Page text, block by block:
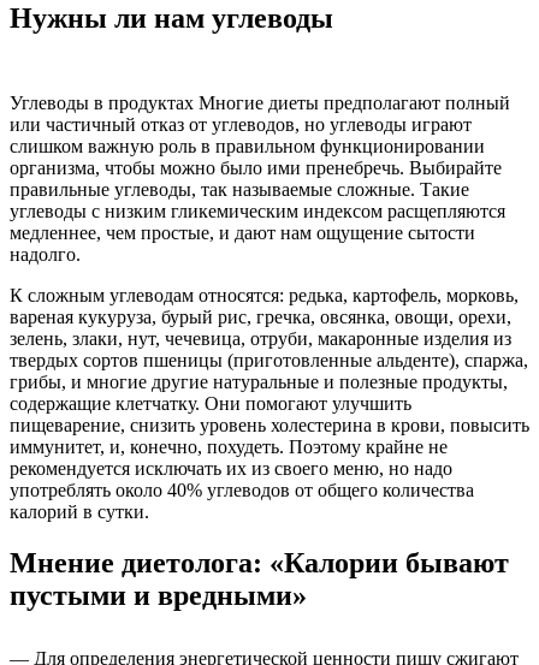
Нужны ли нам углеводы
Углеводы в продуктах Многие диеты предполагают полный
или частичный отказ от углеводов, но углеводы играют
слишком важную роль в правильном функционировании
организма, чтобы можно было ими пренебречь. Выбирайте
правильные углеводы, так называемые сложные. Такие
углеводы с низким гликемическим индексом расщепляются
медленнее, чем простые, и дают нам ощущение сытости
надолго.
К сложным углеводам относятся: редька, картофель, морковь,
вареная кукуруза, бурый рис, гречка, овсянка, овощи, орехи,
зелень, злаки, нут, чечевица, отруби, макаронные изделия из
твердых сортов пшеницы (приготовленные альденте), спаржа,
грибы, и многие другие натуральные и полезные продукты,
содержащие клетчатку. Они помогают улучшить
пищеварение, снизить уровень холестерина в крови, повысить
иммунитет, и, конечно, похудеть. Поэтому крайне не
рекомендуется исключать их из своего меню, но надо
употреблять около 40% углеводов от общего количества
калорий в сутки.
Мнение диетолога: «Калории бывают
пустыми и вредными»
— Для определения энергетической ценности пищу сжигают